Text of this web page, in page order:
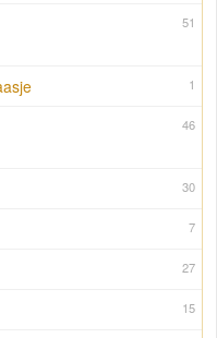
51
1
46
30
7
27
15